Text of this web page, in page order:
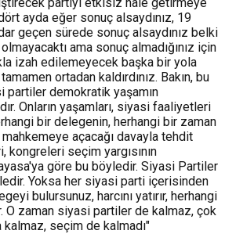
ayda eğer sonuç alsaydınız, 19
geçen sürede sonuç alsaydınız belki
ama sonuç almadığınız için
izah edilemeyecek başka bir yola
ortadan kaldırdınız. Bakın, bu
partiler demokratik yaşamın
Onların yaşamları, siyasi faaliyetleri
bir delegenin, herhangi bir zaman
açacağı davayla tehdit
seçim yargısının
göre bu böyledir. Siyasi Partiler
Yoksa her siyasi parti içerisinden
bulursunuz, harcını yatırır, herhangi
O zaman siyasi partiler de kalmaz, çok
seçim de kalmadı"